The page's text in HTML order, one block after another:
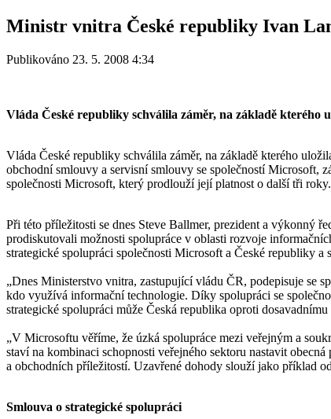
Ministr vnitra České republiky Ivan
Publikováno 23. 5. 2008 4:34
Vláda České republiky schválila záměr, na základě
Vláda České republiky schválila záměr, na základě kterého
obchodní smlouvy a servisní smlouvy se společností Microsoft,
společnosti Microsoft, který prodlouží její platnost o další tři
Při této příležitosti se dnes Steve Ballmer, prezident a výkonný
prodiskutovali možnosti spolupráce v oblasti rozvoje
strategické spolupráci společnosti Microsoft a České republiky
„Dnes Ministerstvo vnitra, zastupující vládu ČR, podepisuje se
kdo využívá informační technologie. Díky spolupráci se
strategické spolupráci může Česká republika oproti
„V Microsoftu věříme, že úzká spolupráce mezi veřejným a
staví na kombinaci schopnosti veřejného sektoru nastavit
a obchodních příležitostí. Uzavřené dohody slouží jako příklad
Smlouva o strategické spolupráci